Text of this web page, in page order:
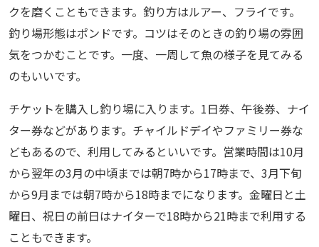
クを磨くこともできます。釣り方はルアー、フライです。
釣り場形態はポンドです。コツはそのときの釣り場の雰囲
気をつかむことです。一度、一周して魚の様子を見てみる
のもいいです。
チケットを購入し釣り場に入ります。1日券、午後券、ナイ
ター券などがあります。チャイルドデイやファミリー券な
どもあるので、利用してみるといいです。営業時間は10月
から翌年の3月の中頃までは朝7時から17時まで、3月下旬
から9月までは朝7時から18時までになります。金曜日と土
曜日、祝日の前日はナイターで18時から21時まで利用する
こともできます。